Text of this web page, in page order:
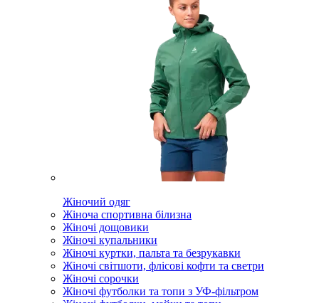
Жіночий одяг
Жіноча спортивна білизна
Жіночі дощовики
Жіночі купальники
Жіночі куртки, пальта та безрукавки
Жіночі світшоти, флісові кофти та светри
Жіночі сорочки
Жіночі футболки та топи з УФ-фільтром